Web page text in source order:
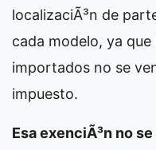
localizaciÃ³n de
cada modelo, ya
importados no se
impuesto.
Esa exenciÃ³n no